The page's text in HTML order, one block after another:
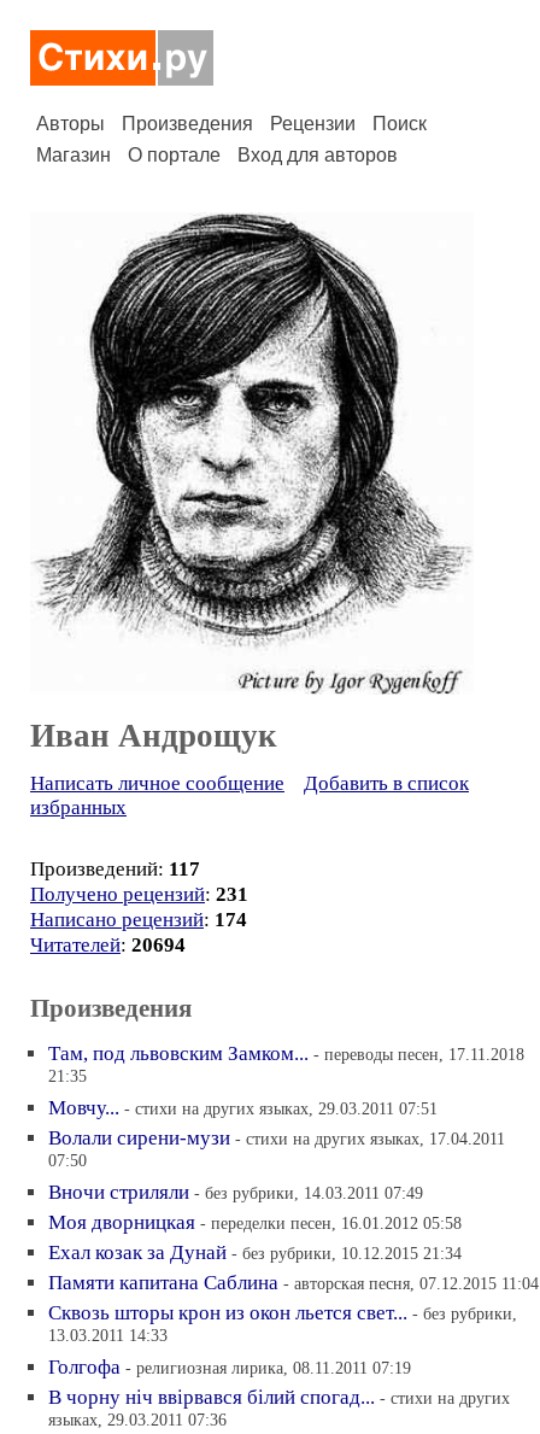
Авторы Произведения Рецензии
Поиск
Магазин
О портале Вход для авторов
Иван Андрощук
Написать личное сообщение
Добавить в список
избранных
Произведений: 117
Получено рецензий: 231
Написано рецензий: 174
Читателей: 20694
Произведения
Там, под львовским Замком... - переводы песен, 17.11.2018
21:35
Мовчу... - стихи на других языках, 29.03.2011 07:51
Волали сирени-музи - стихи на других языках, 17.04.2011
07:50
Вночи стриляли - без рубрики, 14.03.2011 07:49
Моя дворницкая - переделки песен, 16.01.2012 05:58
Ехал козак за Дунай - без рубрики, 10.12.2015 21:34
Памяти капитана Саблина - авторская песня, 07.12.2015 11:04
Сквозь шторы крон из окон льется свет... - без рубрики,
13.03.2011 14:33
Голгофа - религиозная лирика, 08.11.2011 07:19
В чорну нiч ввiрвався бiлий спогад... - стихи на других
языках, 29.03.2011 07:36